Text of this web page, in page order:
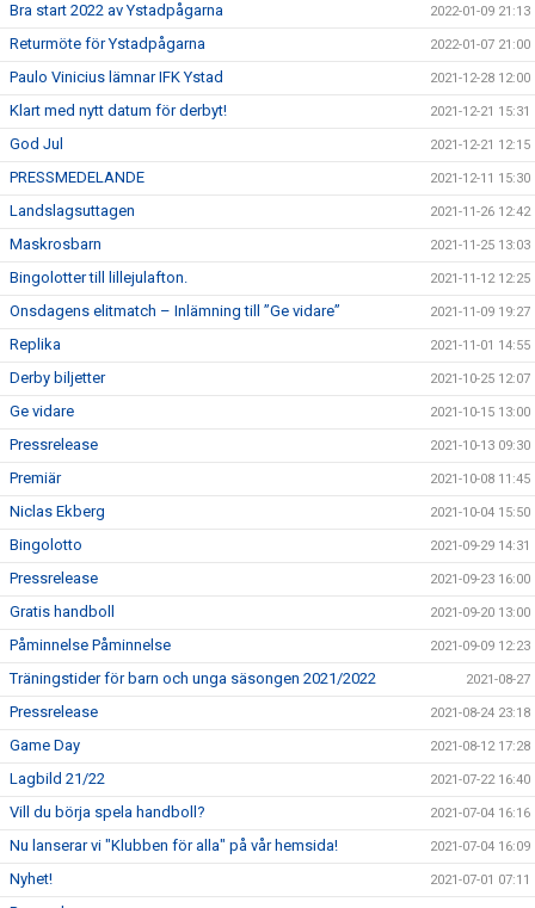
Bra start 2022 av Ystadpågarna 2022-01-09 21:13
Returmöte för Ystadpågarna 2022-01-07 21:00
Paulo Vinicius lämnar IFK Ystad 2021-12-28 12:00
Klart med nytt datum för derbyt! 2021-12-21 15:31
God Jul 2021-12-21 12:15
PRESSMEDELANDE 2021-12-11 15:30
Landslagsuttagen 2021-11-26 12:42
Maskrosbarn 2021-11-25 13:03
Bingolotter till lillejulafton. 2021-11-12 12:25
Onsdagens elitmatch – Inlämning till ”Ge vidare” 2021-11-09 19:27
Replika 2021-11-01 14:55
Derby biljetter 2021-10-25 12:07
Ge vidare 2021-10-15 13:00
Pressrelease 2021-10-13 09:30
Premiär 2021-10-08 11:45
Niclas Ekberg 2021-10-04 15:50
Bingolotto 2021-09-29 14:31
Pressrelease 2021-09-23 16:00
Gratis handboll 2021-09-20 13:00
Påminnelse Påminnelse 2021-09-09 12:23
Träningstider för barn och unga säsongen 2021/2022 2021-08-27
Pressrelease 2021-08-24 23:18
Game Day 2021-08-12 17:28
Lagbild 21/22 2021-07-22 16:40
Vill du börja spela handboll? 2021-07-04 16:16
Nu lanserar vi "Klubben för alla" på vår hemsida! 2021-07-04 16:09
Nyhet! 2021-07-01 07:11